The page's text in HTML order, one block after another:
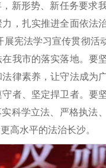
新形势、新任务要求
，扎实推进全面依法
宪法学习宣传贯彻活
我市的落实落地。要
律素养，让守法成为
者、坚定捍卫者。要
科学立法、严格执法
高水平的法治长沙。